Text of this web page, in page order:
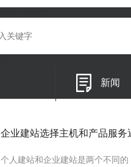
新闻
企业建站选择主机和产品服务
个人建站和企业建站是两个不同